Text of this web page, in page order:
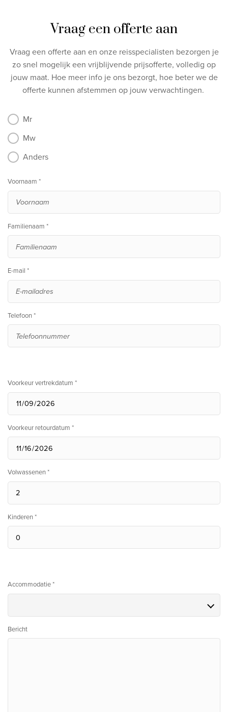
Vraag een offerte aan
Vraag een offerte aan en onze reisspecialisten bezorgen je
zo snel mogelijk een vrijblijvende prijsofferte, volledig op
jouw maat. Hoe meer info je ons bezorgt, hoe beter we de
offerte kunnen afstemmen op jouw verwachtingen.
Mr
Mw
Anders
Voornaam *
Familienaam *
E-mail *
Telefoon *
Voorkeur vertrekdatum *
Voorkeur retourdatum *
Volwassenen *
Kinderen *
Accommodatie *
Bericht